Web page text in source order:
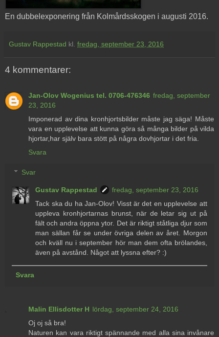
En dubbelexponering från Kolmårdsskogen i augusti 2016.
Gustav Rappestad kl. fredag, september 23, 2016
4 kommentarer:
Jan-Olov Wogenius tel. 0706-476346 fredag, september
23, 2016
Imponerad av dina kronhjortsbilder måste jag säga! Måste
vara en upplevelse att kunna göra så många bilder på vilda
hjortar,har själv bara stött på några dovhjortar i det fria.
Svara
Svar
Gustav Rappestad
fredag, september 23, 2016
Tack ska du ha Jan-Olov! Visst är det en upplevelse att
uppleva kronhjortarnas brunst, när de letar sig ut på
fält och andra öppna ytor. Det är riktigt ståtliga djur som
man sällan får se under övriga delen av året. Morgon
och kväll nu i september hör man dem ofta brölandes,
även på avstånd. Något att lyssna efter? :)
Svara
Malin Ellisdotter H lördag, september 24, 2016
Oj oj så bra!
Naturen kan vara riktigt spännande med alla sina invånare